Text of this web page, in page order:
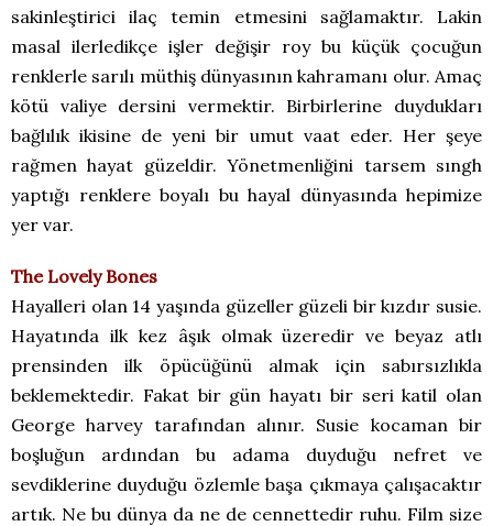
sakinleştirici ilaç temin etmesini sağlamaktır. Lakin
masal ilerledikçe işler değişir roy bu küçük çocuğun
renklerle sarılı müthiş dünyasının kahramanı olur. Amaç
kötü valiye dersini vermektir. Birbirlerine duydukları
bağlılık ikisine de yeni bir umut vaat eder. Her şeye
rağmen hayat güzeldir. Yönetmenliğini tarsem sıngh
yaptığı renklere boyalı bu hayal dünyasında hepimize
yer var.
The Lovely Bones
Hayalleri olan 14 yaşında güzeller güzeli bir kızdır susie.
Hayatında ilk kez âşık olmak üzeredir ve beyaz atlı
prensinden ilk öpücüğünü almak için sabırsızlıkla
beklemektedir. Fakat bir gün hayatı bir seri katil olan
George harvey tarafından alınır. Susie kocaman bir
boşluğun ardından bu adama duyduğu nefret ve
sevdiklerine duyduğu özlemle başa çıkmaya çalışacaktır
artık. Ne bu dünya da ne de cennettedir ruhu. Film size